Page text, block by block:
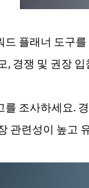
드 플래너 도구
, 경쟁 및 권장
를 조사하세요.
관련성이 높고